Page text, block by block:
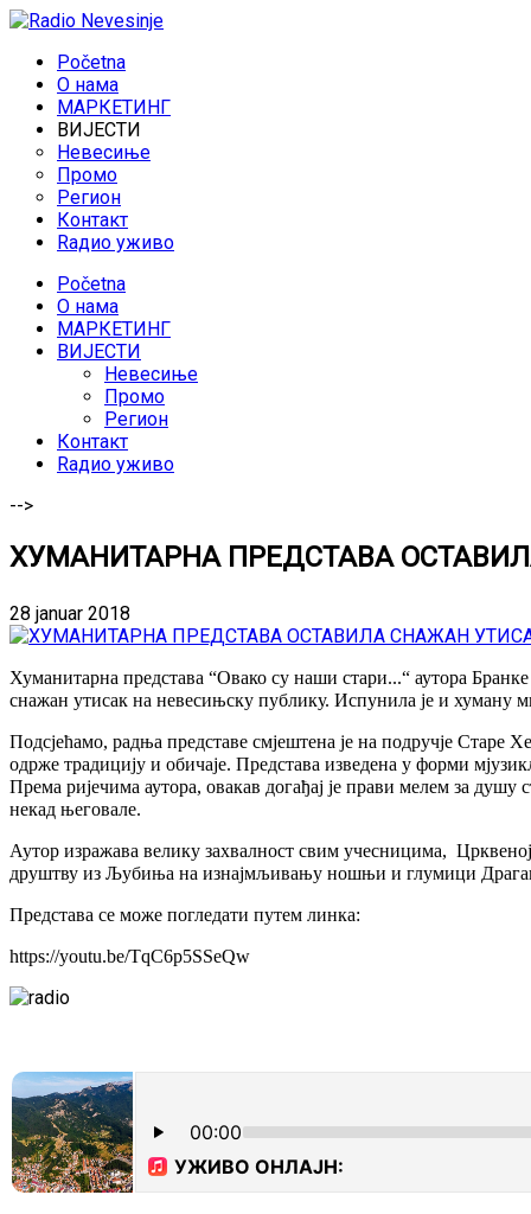
Početna
O нама
МАРКЕТИНГ
ВИЈЕСТИ
Невесиње
Промо
Регион
Контакт
Rадио уживо
Početna
O нама
МАРКЕТИНГ
ВИЈЕСТИ
Невесиње
Промо
Регион
Контакт
Rадио уживо
-->
ХУМАНИТАРНА ПРЕДСТАВА
28 januar 2018
Хуманитарна представа “Овако су наши стари...“ аутора
снажан утисак на невесињску публику. Испунила је и хуману
Подсјећамо, радња представе смјештена је на подручје Старе
одрже традицију и обичаје. Представа изведена у форми
Према ријечима аутора, овакав догађај је прави мелем за
некад његовале.
Аутор изражава велику захвалност свим учесницима,
друштву из Љубиња на изнајмљивању ношњи и глумици
Представа се може погледати путем линка:
https://youtu.be/TqC6p5SSeQw